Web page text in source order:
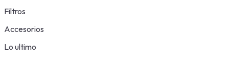
Filtros
Accesorios
Lo ultimo